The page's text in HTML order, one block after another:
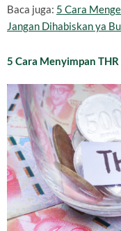
Baca juga: 5 Cara
Jangan Dihabiskan ya
5 Cara Menyimpan